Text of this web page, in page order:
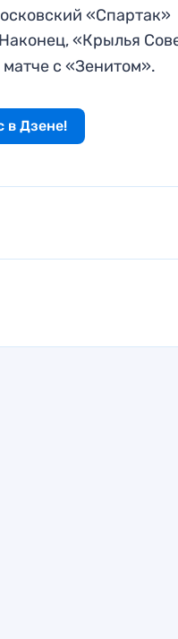
«Спартак»
«Крылья
матче с «Зенитом».
в Дзене!